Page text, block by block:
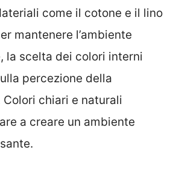
come il cotone e il lino
mantenere l’ambiente
la scelta dei colori interni
percezione della
chiari e naturali
a creare un ambiente